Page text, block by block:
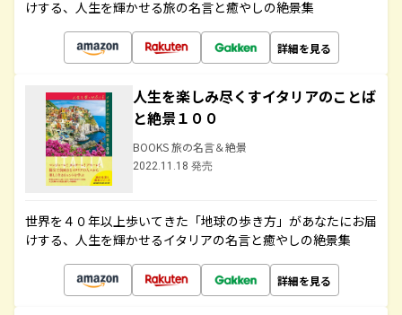
けする、人生を輝かせる旅の名言と癒やしの絶景集
詳細を見る
人生を楽しみ尽くすイタリアのことば
と絶景１００
BOOKS 旅の名言＆絶景
2022.11.18 発売
世界を４０年以上歩いてきた「地球の歩き方」があなたにお届
けする、人生を輝かせるイタリアの名言と癒やしの絶景集
詳細を見る